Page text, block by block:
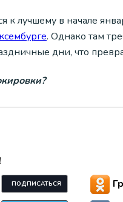
к лучшему в начале
. Однако там
дни, что
ПОДПИСАТЬСЯ